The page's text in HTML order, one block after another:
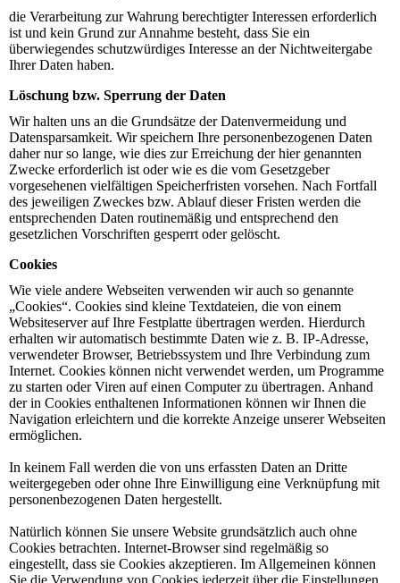
die Verarbeitung zur Wahrung berechtigter Interessen erforderlich
ist und kein Grund zur Annahme besteht, dass Sie ein
überwiegendes schutzwürdiges Interesse an der Nichtweitergabe
Ihrer Daten haben.
Löschung bzw. Sperrung der Daten
Wir halten uns an die Grundsätze der Datenvermeidung und
Datensparsamkeit. Wir speichern Ihre personenbezogenen Daten
daher nur so lange, wie dies zur Erreichung der hier genannten
Zwecke erforderlich ist oder wie es die vom Gesetzgeber
vorgesehenen vielfältigen Speicherfristen vorsehen. Nach Fortfall
des jeweiligen Zweckes bzw. Ablauf dieser Fristen werden die
entsprechenden Daten routinemäßig und entsprechend den
gesetzlichen Vorschriften gesperrt oder gelöscht.
Cookies
Wie viele andere Webseiten verwenden wir auch so genannte
„Cookies“. Cookies sind kleine Textdateien, die von einem
Websiteserver auf Ihre Festplatte übertragen werden. Hierdurch
erhalten wir automatisch bestimmte Daten wie z. B. IP-Adresse,
verwendeter Browser, Betriebssystem und Ihre Verbindung zum
Internet. Cookies können nicht verwendet werden, um Programme
zu starten oder Viren auf einen Computer zu übertragen. Anhand
der in Cookies enthaltenen Informationen können wir Ihnen die
Navigation erleichtern und die korrekte Anzeige unserer Webseiten
ermöglichen.
In keinem Fall werden die von uns erfassten Daten an Dritte
weitergegeben oder ohne Ihre Einwilligung eine Verknüpfung mit
personenbezogenen Daten hergestellt.
Natürlich können Sie unsere Website grundsätzlich auch ohne
Cookies betrachten. Internet-Browser sind regelmäßig so
eingestellt, dass sie Cookies akzeptieren. Im Allgemeinen können